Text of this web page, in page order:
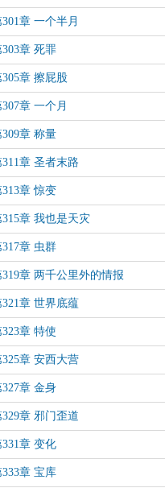
章 一个半月
303章 死罪
305章 擦屁股
章 一个月
309章 称量
311章 圣者末路
313章 惊变
315章 我也是天灾
317章 虫群
319章 两千公里外的情报
321章 世界底蕴
323章 特使
325章 安西大营
327章 金身
329章 邪门歪道
331章 变化
333章 宝库